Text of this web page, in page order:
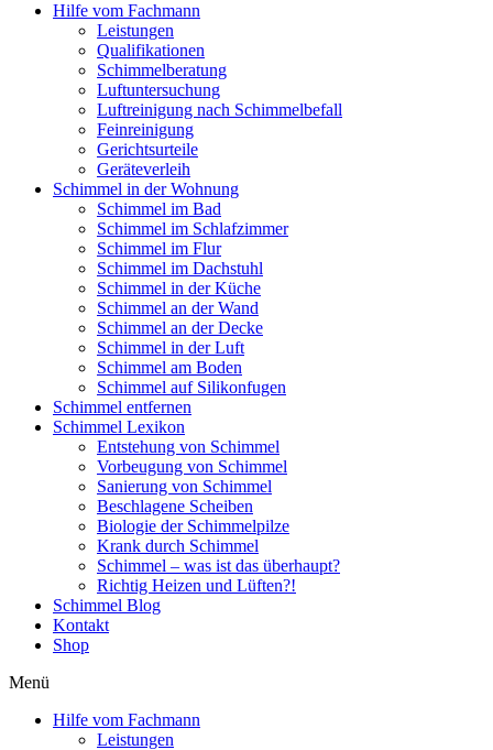
Hilfe vom Fachmann
Leistungen
Qualifikationen
Schimmelberatung
Luftuntersuchung
Luftreinigung nach Schimmelbefall
Feinreinigung
Gerichtsurteile
Geräteverleih
Schimmel in der Wohnung
Schimmel im Bad
Schimmel im Schlafzimmer
Schimmel im Flur
Schimmel im Dachstuhl
Schimmel in der Küche
Schimmel an der Wand
Schimmel an der Decke
Schimmel in der Luft
Schimmel am Boden
Schimmel auf Silikonfugen
Schimmel entfernen
Schimmel Lexikon
Entstehung von Schimmel
Vorbeugung von Schimmel
Sanierung von Schimmel
Beschlagene Scheiben
Biologie der Schimmelpilze
Krank durch Schimmel
Schimmel – was ist das überhaupt?
Richtig Heizen und Lüften?!
Schimmel Blog
Kontakt
Shop
Menü
Hilfe vom Fachmann
Leistungen